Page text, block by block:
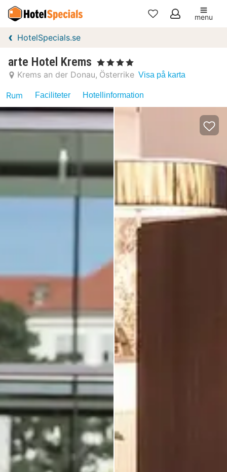
Mina
menu
HotelSpecials.se
arte Hotel Krems , 4 Stjärnor
Krems an der Donau Österrike Visa på karta
Rum Faciliteter Hotellinformation